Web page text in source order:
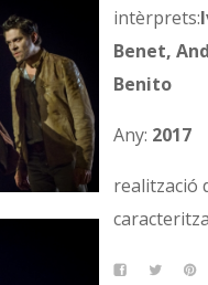
intèrprets:
Benet,
Benito
Any: 2017
realització